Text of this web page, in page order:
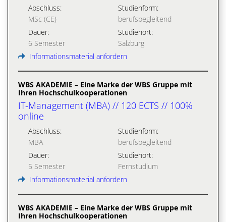
Abschluss:
MSc (CE)
Studienform:
berufsbegleitend
Dauer:
6 Semester
Studienort:
Salzburg
Informationsmaterial anfordern
WBS AKADEMIE – Eine Marke der WBS Gruppe mit
Ihren Hochschulkooperationen
IT-Management (MBA) // 120 ECTS // 100%
online
Abschluss:
MBA
Studienform:
berufsbegleitend
Dauer:
5 Semester
Studienort:
Fernstudium
Informationsmaterial anfordern
WBS AKADEMIE – Eine Marke der WBS Gruppe mit
Ihren Hochschulkooperationen